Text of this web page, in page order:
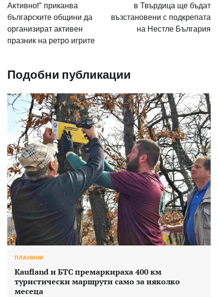
Активно!” приканва
българските общини да
организират активен
празник на ретро игрите
в Твърдица ще бъдат
възстановени с подкрепата
на Нестле България
Подобни публикации
ПЛАНИНИ
Kaufland и БТС премаркираха 400 км
туристически маршрути само за няколко
месеца